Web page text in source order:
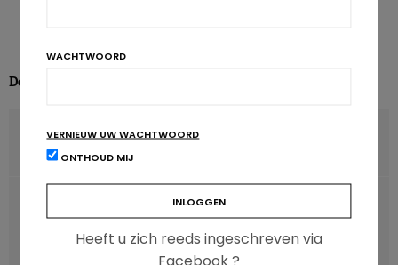
De redactie
VORIG ARTIKEL
US Dietary Guidelines 2025-2030: een historische breuk
VOLGENDE ARTIKEL
Zorgen GLP-1-analogen voor een evenwichtiger
eetpatroon?
WACHTWOORD
VERNIEUW UW WACHTWOORD
ONTHOUD MIJ
Heeft u zich reeds ingeschreven via
Facebook ?